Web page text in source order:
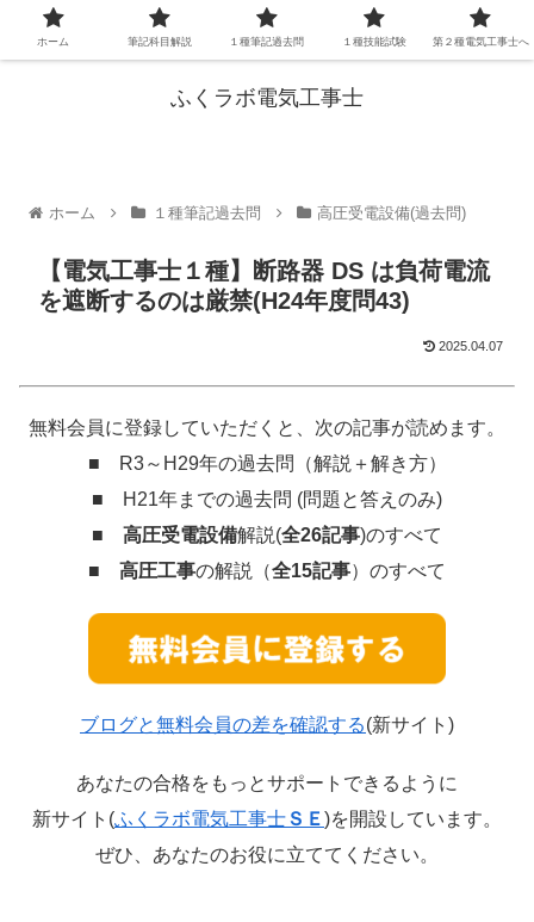
ふくラボ電気工事士
ホーム １種筆記過去問 高圧受電設備(過去問)
【電気工事士１種】断路器 DS は負荷電流
を遮断するのは厳禁(H24年度問43)
2025.04.07
無料会員に登録していただくと、次の記事が読めます。
■ R3～H29年の過去問（解説＋解き方）
■ H21年までの過去問 (問題と答えのみ)
■ 高圧受電設備解説(全26記事)のすべて
■ 高圧工事の解説（全15記事）のすべて
ブログと無料会員の差を確認する(新サイト)
あなたの合格をもっとサポートできるように
新サイト(ふくラボ電気工事士ＳＥ)を開設しています。
ぜひ、あなたのお役に立ててください。
ホーム 筆記科目解説 １種筆記過去問 １種技能試験 第２種電気工事士へ